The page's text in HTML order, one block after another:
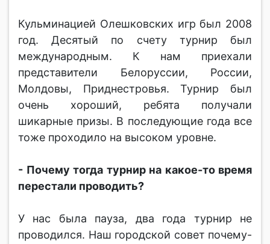
Кульминацией Олешковских игр был 2008
год. Десятый по счету турнир был
международным. К нам приехали
представители Белоруссии, России,
Молдовы, Приднестровья. Турнир был
очень хороший, ребята получали
шикарные призы. В последующие года все
тоже проходило на высоком уровне.
- Почему тогда турнир на какое-то время
перестали проводить?
У нас была пауза, два года турнир не
проводился. Наш городской совет почему-